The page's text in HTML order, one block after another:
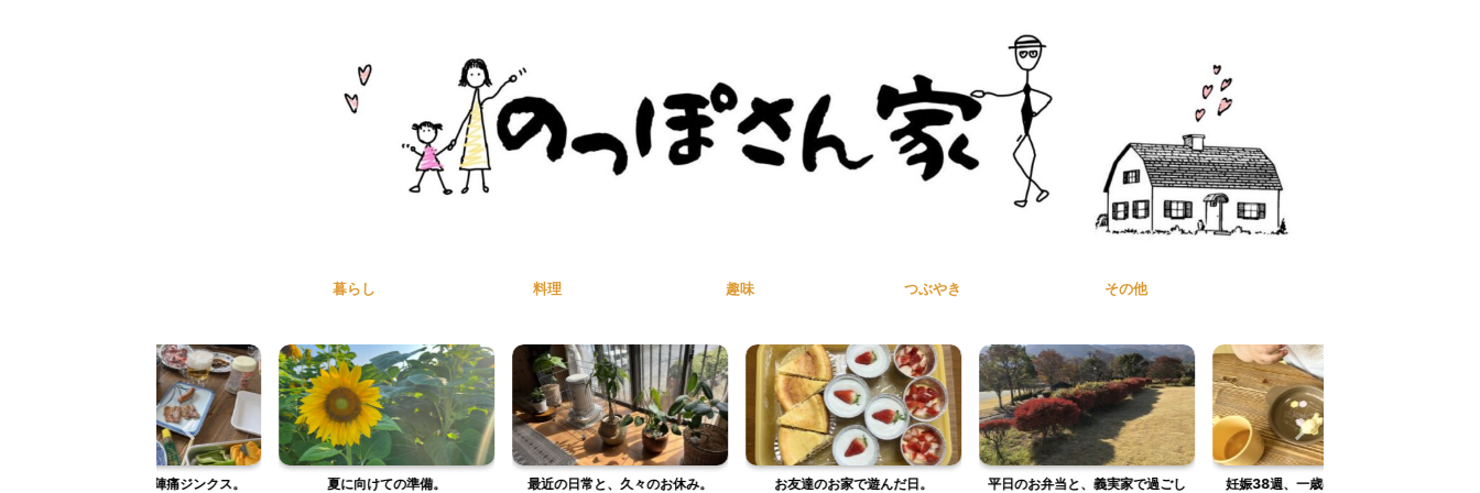
暮らし 料理 趣味 つぶやき その他
夏に向けての準備。 最近の日常と、久々のお休み。 お友達のお家で遊んだ日。 平日のお弁当と、義実家で過ごし 妊娠38週、一歳の娘とお家での